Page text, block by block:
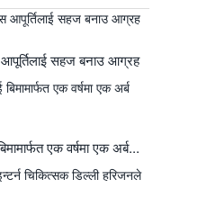
आपूर्तिलाई सहज बनाउ आग्रह
एक वर्षमा एक अर्ब...